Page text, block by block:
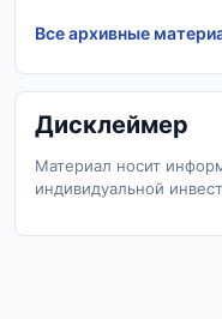
Все архивные
Дисклеймер
Материал носит
индивидуальной